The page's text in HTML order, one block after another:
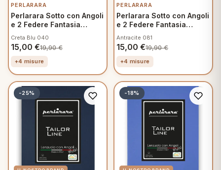
PERLARARA
Perlarara Sotto con Angoli
e 2 Federe Fantasia
Creta Blu 040
15,00 €19,90€
+4 misure
PERLARARA
Perlarara Sotto con Angoli
e 2 Federe Fantasia
Antracite 081
15,00 €19,90€
+4 misure
-25% -18%